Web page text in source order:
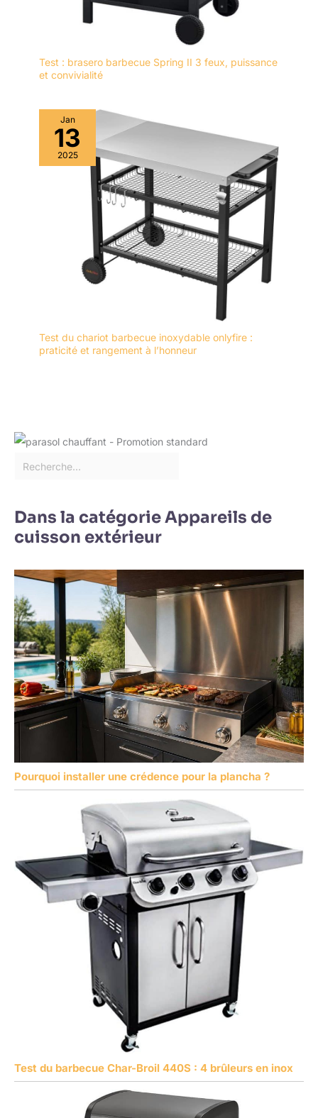
Test : brasero barbecue Spring II 3 feux, puissance
et convivialité
Jan
13
2025
Test du chariot barbecue inoxydable onlyfire :
praticité et rangement à l’honneur
Dans la catégorie Appareils de
cuisson extérieur
Pourquoi installer une crédence pour la plancha ?
Test du barbecue Char-Broil 440S : 4 brûleurs en inox